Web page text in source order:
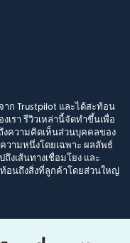
ก Trustpilot และได้สะท้อน
เรา รีวิวเหล่านี้จัดทำขึ้นเพื่อ
งความคิดเห็นส่วนบุคคลของ
วามหนึ่งโดยเฉพาะ ผลลัพธ์
งเส้นทางเชื่อมโยง และ
อนถึงสิ่งที่ลูกค้าโดยส่วนใหญ่